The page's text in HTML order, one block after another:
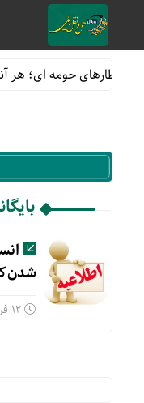
قطارهای حومه ای؛ هر
شدن
12 فروردین 1398